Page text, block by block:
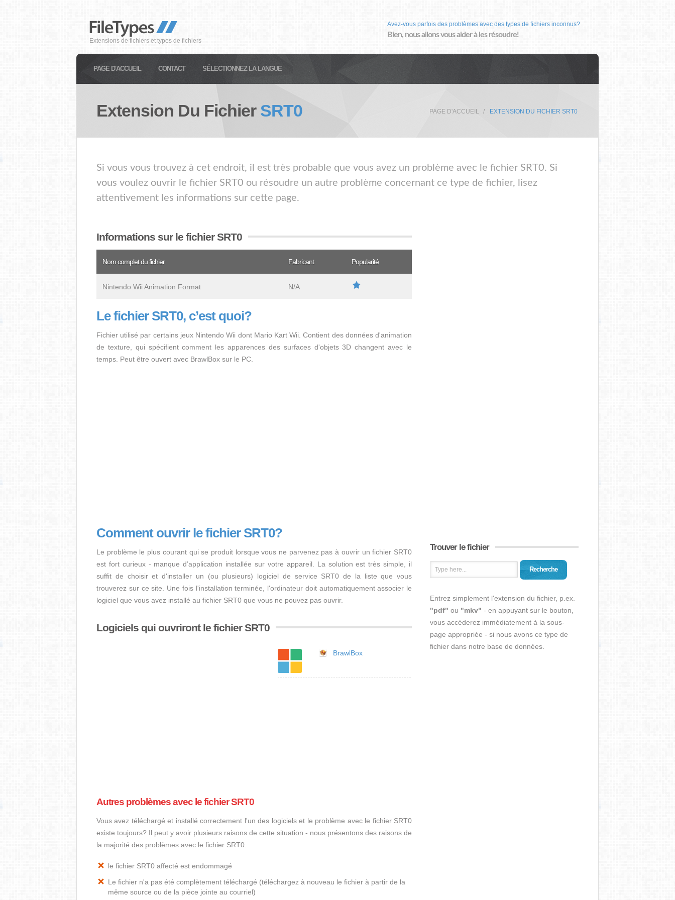
Extensions de fichiers et types de fichiers
Avez-vous parfois des problèmes avec des types de fichiers inconnus?
Bien, nous allons vous aider à les résoudre!
PAGE D'ACCUEIL CONTACT SÉLECTIONNEZ LA LANGUE
Extension Du Fichier SRT0 PAGE D'ACCUEIL EXTENSION DU FICHIER SRT0
Si vous vous trouvez à cet endroit, il est très probable que vous avez un problème avec le fichier SRT0. Si
vous voulez ouvrir le fichier SRT0 ou résoudre un autre problème concernant ce type de fichier, lisez
attentivement les informations sur cette page.
Informations sur le fichier SRT0
Nom complet du fichier Fabricant Popularité
Nintendo Wii Animation Format N/A
Le fichier SRT0, c’est quoi?
Fichier utilisé par certains jeux Nintendo Wii dont Mario Kart Wii. Contient des données d'animation
de texture, qui spécifient comment les apparences des surfaces d'objets 3D changent avec le
temps. Peut être ouvert avec BrawlBox sur le PC.
Comment ouvrir le fichier SRT0?
Le problème le plus courant qui se produit lorsque vous ne parvenez pas à ouvrir un fichier SRT0
est fort curieux - manque d’application installée sur votre appareil. La solution est très simple, il
suffit de choisir et d'installer un (ou plusieurs) logiciel de service SRT0 de la liste que vous
trouverez sur ce site. Une fois l'installation terminée, l'ordinateur doit automatiquement associer le
logiciel que vous avez installé au fichier SRT0 que vous ne pouvez pas ouvrir.
Logiciels qui ouvriront le fichier SRT0
BrawlBox
Autres problèmes avec le fichier SRT0
Vous avez téléchargé et installé correctement l'un des logiciels et le problème avec le fichier SRT0
existe toujours? Il peut y avoir plusieurs raisons de cette situation - nous présentons des raisons de
la majorité des problèmes avec le fichier SRT0:
le fichier SRT0 affecté est endommagé
Le fichier n'a pas été complètement téléchargé (téléchargez à nouveau le fichier à partir de la
même source ou de la pièce jointe au courriel)
Trouver le fichier
Recherche
Entrez simplement l'extension du fichier, p.ex.
"pdf" ou "mkv" - en appuyant sur le bouton,
vous accéderez immédiatement à la sous-
page appropriée - si nous avons ce type de
fichier dans notre base de données.